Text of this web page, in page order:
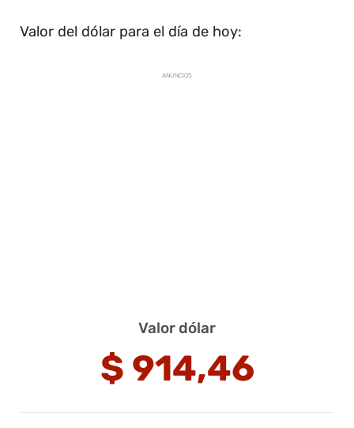
Valor del dólar para el día de hoy:
ANUNCIOS
Valor dólar
$ 914,46